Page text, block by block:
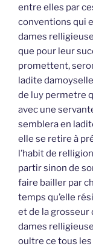
entre elles par
conventions qui
dames
que pour leur
promettent,
ladite
de luy permetre
avec une
semblera en
elle se retire à
l’habit de
partir sinon de
faire bailler par
temps qu’elle
et de la grosseur
dames
oultre ce tous les